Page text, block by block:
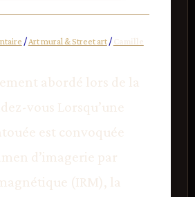
/ Art mural & Street art/ Camille
abordé lors de la
vous Lorsqu’une
est convoquée
d’imagerie par
(IRM), la